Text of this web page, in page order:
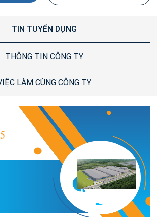
TIN TUYỂN DỤNG
THÔNG TIN CÔNG TY
LÀM CÙNG CÔNG TY